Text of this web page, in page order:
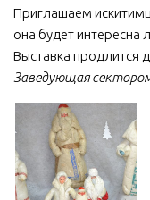
Приглашаем
она будет интересна
Выставка продлится
Заведующая